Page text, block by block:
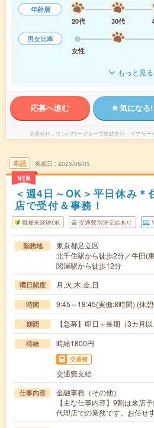
年齢層
20代
30代
男女比率
女性
もっと見る
応募へ進む 気になる!
派遣会社 マンパワーグループ株式会社 ケアサー
未読
NEW
掲載日 2026/08/05
＜週4日～OK＞平日休み＊
店で受付＆事務！
職種未経験OK 交通費別途支給あり
勤務地
東京都足立区
北千住駅から徒歩2分／牛田(
関屋駅から徒歩12分
曜日頻度 月,火,木,金,日
時間 9:45～18:45(実働:8時間) (休
期間 【急募】即日～長期（3カ月
時給 時給1800円
交通費
交通費支給
仕事内容
金融事務（その他）
【主な仕事内容】9割は来店
代理店での業務です。お任せ